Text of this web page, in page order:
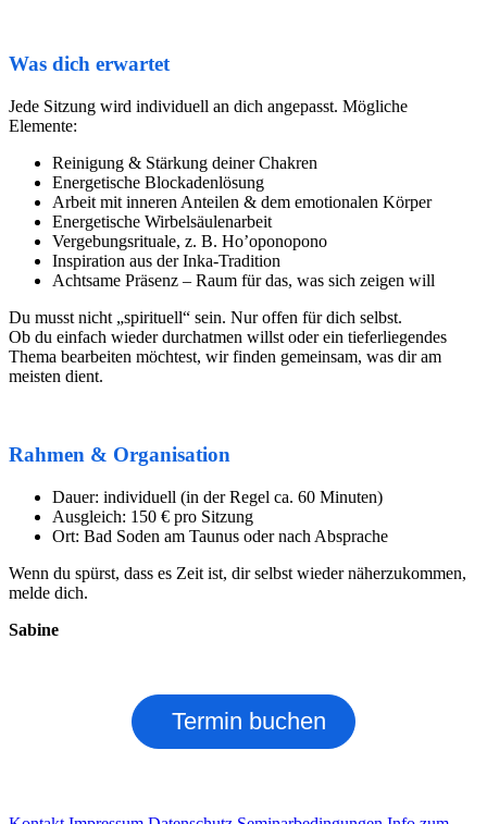
Was dich erwartet
Jede Sitzung wird individuell an dich angepasst. Mögliche
Elemente:
Reinigung & Stärkung deiner Chakren
Energetische Blockadenlösung
Arbeit mit inneren Anteilen & dem emotionalen Körper
Energetische Wirbelsäulenarbeit
Vergebungsrituale, z. B. Ho’oponopono
Inspiration aus der Inka-Tradition
Achtsame Präsenz – Raum für das, was sich zeigen will
Du musst nicht „spirituell“ sein. Nur offen für dich selbst.
Ob du einfach wieder durchatmen willst oder ein tieferliegendes
Thema bearbeiten möchtest, wir finden gemeinsam, was dir am
meisten dient.
Rahmen & Organisation
Dauer: individuell (in der Regel ca. 60 Minuten)
Ausgleich: 150 € pro Sitzung
Ort: Bad Soden am Taunus oder nach Absprache
Wenn du spürst, dass es Zeit ist, dir selbst wieder näherzukommen,
melde dich.
Sabine
Termin buchen